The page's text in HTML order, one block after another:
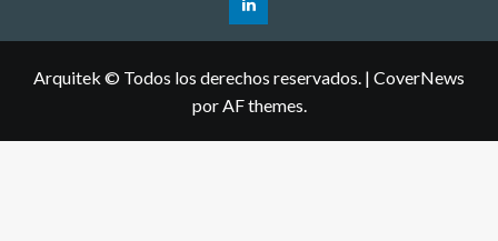
Arquitek © Todos los derechos reservados. | CoverNews
por AF themes.